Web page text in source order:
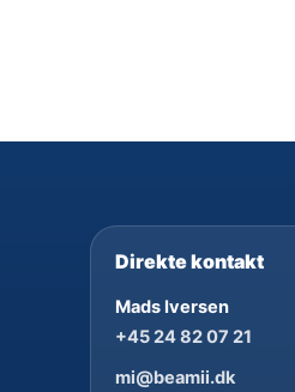
Direkte kontakt
Mads Iversen
+45 24 82 07 21
mi@beamii.dk